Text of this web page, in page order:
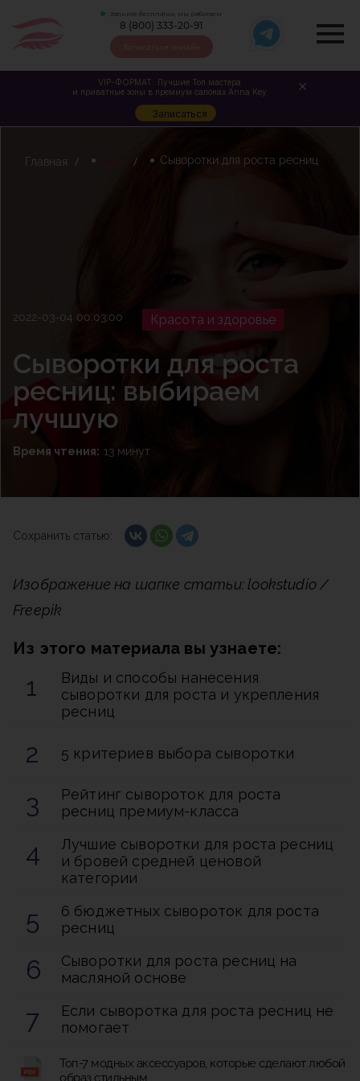
Звоните бесплатно, мы работаем
8 (800) 333-20-91
Записаться онлайн
Главная Блог Сыворотки для роста ресниц
2022-03-04 00:03:00 Красота и здоровье
Время чтения: 13 минут
Сыворотки для роста
ресниц: выбираем
лучшую
Сохранить статью:
Изображение на шапке статьи: lookstudio /
Freepik
Из этого материала вы узнаете:
Виды и способы нанесения
сыворотки для роста и укрепления
ресниц
5 критериев выбора сыворотки
Рейтинг сывороток для роста
ресниц премиум-класса
Лучшие сыворотки для роста ресниц
и бровей средней ценовой
категории
6 бюджетных сывороток для роста
ресниц
Сыворотки для роста ресниц на
масляной основе
Если сыворотка для роста ресниц не
помогает
Топ-7 модных аксессуаров, которые сделают любой
образ стильным
VIP-ФОРМАТ: Лучшие Топ мастера
и приватные зоны в премиум салонах Anna Key
Записаться